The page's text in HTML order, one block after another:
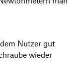
Nutzer gut
wieder